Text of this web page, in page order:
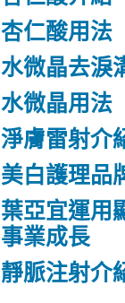
杏仁酸用法
水微晶去淚
水微晶用法
淨膚雷射介
美白護理品
葉亞宜運用
事業成長
靜脈注射介